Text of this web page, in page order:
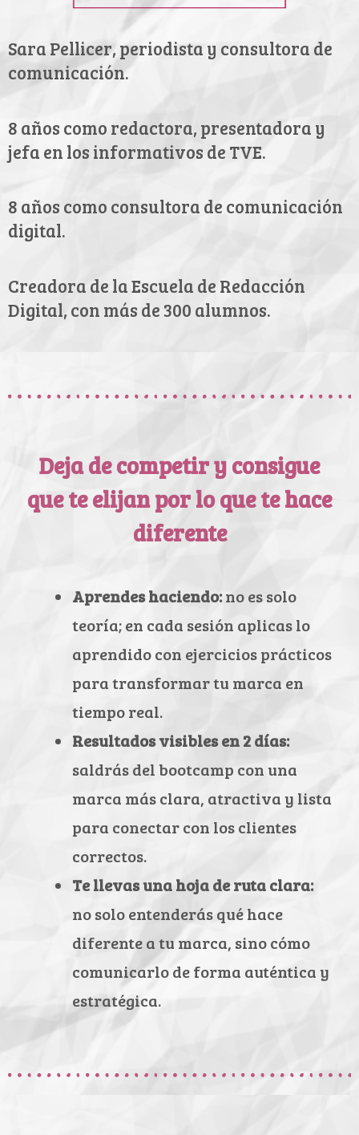
Sara Pellicer, periodista y consultora de
comunicación.
8 años como redactora, presentadora y
jefa en los informativos de TVE.
8 años como consultora de comunicación
digital.
Creadora de la Escuela de Redacción
Digital, con más de 300 alumnos.
Deja de competir y consigue
que te elijan por lo que te hace
diferente
Aprendes haciendo:no es solo
teoría; en cada sesión aplicas lo
aprendido con ejercicios prácticos
para transformar tu marca en
tiempo real.
Resultados visibles en 2 días:
saldrás del bootcamp con una
marca más clara, atractiva y lista
para conectar con los clientes
correctos.
Te llevas una hoja de ruta clara:
no solo entenderás qué hace
diferente a tu marca, sino cómo
comunicarlo de forma auténtica y
estratégica.